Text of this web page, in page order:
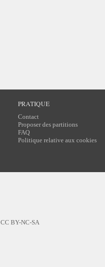
PRATIQUE
Contact
Proposer des partitions
FAQ
Politique relative aux cookies
CC BY-NC-SA